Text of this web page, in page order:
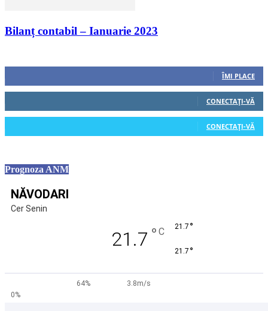
Bilanț contabil – Ianuarie 2023
ÎMI PLACE
CONECTAȚI-VĂ
CONECTAȚI-VĂ
Prognoza ANM
NĂVODARI
Cer Senin
21.7 ° C 21.7 °
21.7 °
64%
3.8m/s
0%